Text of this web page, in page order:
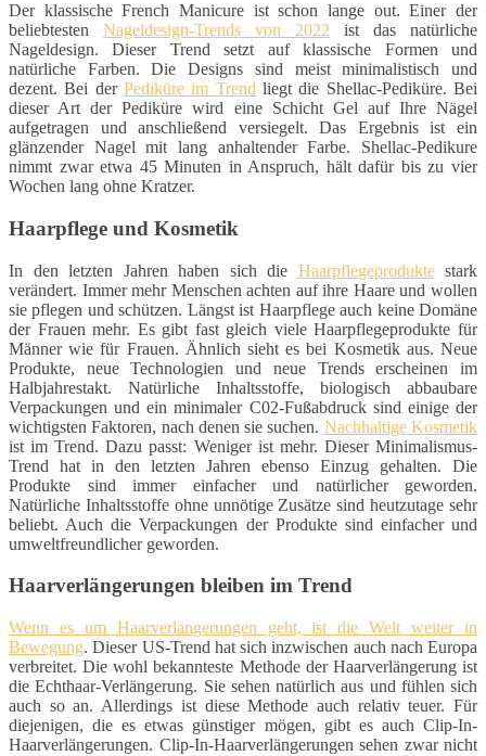
Der klassische French Manicure ist schon lange out. Einer der
beliebtesten Nageldesign-Trends von 2022 ist das natürliche
Nageldesign. Dieser Trend setzt auf klassische Formen und
natürliche Farben. Die Designs sind meist minimalistisch und
dezent. Bei der Pediküre im Trend liegt die Shellac-Pediküre. Bei
dieser Art der Pediküre wird eine Schicht Gel auf Ihre Nägel
aufgetragen und anschließend versiegelt. Das Ergebnis ist ein
glänzender Nagel mit lang anhaltender Farbe. Shellac-Pedikure
nimmt zwar etwa 45 Minuten in Anspruch, hält dafür bis zu vier
Wochen lang ohne Kratzer.
Haarpflege und Kosmetik
In den letzten Jahren haben sich die Haarpflegeproduktestark
verändert. Immer mehr Menschen achten auf ihre Haare und wollen
sie pflegen und schützen. Längst ist Haarpflege auch keine Domäne
der Frauen mehr. Es gibt fast gleich viele Haarpflegeprodukte für
Männer wie für Frauen. Ähnlich sieht es bei Kosmetik aus. Neue
Produkte, neue Technologien und neue Trends erscheinen im
Halbjahrestakt. Natürliche Inhaltsstoffe, biologisch abbaubare
Verpackungen und ein minimaler C02-Fußabdruck sind einige der
wichtigsten Faktoren, nach denen sie suchen. Nachhaltige Kosmetik
ist im Trend. Dazu passt: Weniger ist mehr. Dieser Minimalismus-
Trend hat in den letzten Jahren ebenso Einzug gehalten. Die
Produkte sind immer einfacher und natürlicher geworden.
Natürliche Inhaltsstoffe ohne unnötige Zusätze sind heutzutage sehr
beliebt. Auch die Verpackungen der Produkte sind einfacher und
umweltfreundlicher geworden.
Haarverlängerungen bleiben im Trend
Wenn es um Haarverlängerungen geht, ist die Welt weiter in
Bewegung. Dieser US-Trend hat sich inzwischen auch nach Europa
verbreitet. Die wohl bekannteste Methode der Haarverlängerung ist
die Echthaar-Verlängerung. Sie sehen natürlich aus und fühlen sich
auch so an. Allerdings ist diese Methode auch relativ teuer. Für
diejenigen, die es etwas günstiger mögen, gibt es auch Clip-In-
Haarverlängerungen. Clip-In-Haarverlängerungen sehen zwar nicht